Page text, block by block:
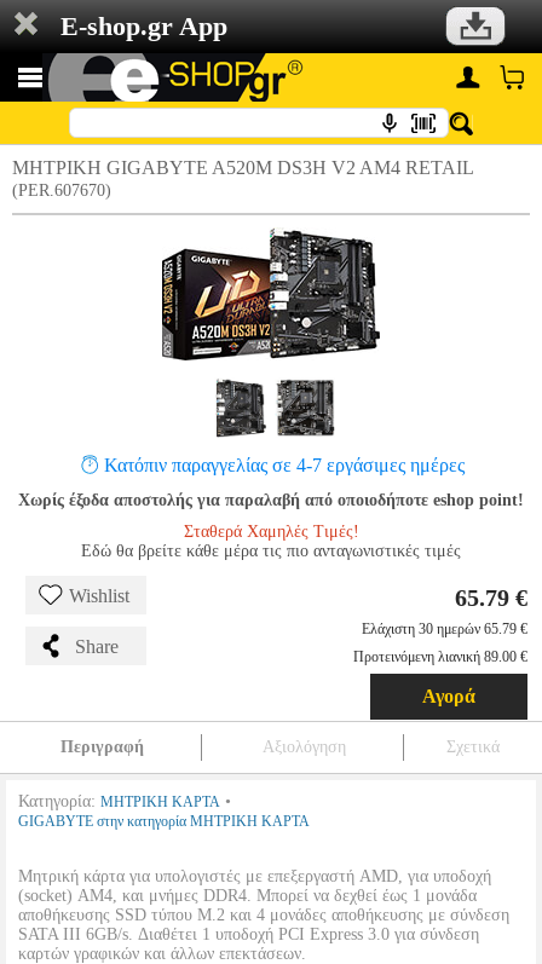
E-shop.gr App
ΜΗΤΡΙΚΗ GIGABYTE A520M DS3H V2 AM4 RETAIL
(PER.607670)
Κατόπιν παραγγελίας σε 4-7 εργάσιμες ημέρες
Χωρίς έξοδα αποστολής για παραλαβή από οποιοδήποτε eshop point!
Σταθερά Χαμηλές Τιμές!
Εδώ θα βρείτε κάθε μέρα τις πιο ανταγωνιστικές τιμές
Wishlist
Share
65.79 €
Ελάχιστη 30 ημερών 65.79 €
Προτεινόμενη λιανική 89.00 €
Αγορά
Περιγραφή Αξιολόγηση Σχετικά
Κατηγορία: ΜΗΤΡΙΚΗ ΚΑΡΤΑ •
GIGABYTE στην κατηγορία ΜΗΤΡΙΚΗ ΚΑΡΤΑ
Μητρική κάρτα για υπολογιστές με επεξεργαστή AMD, για υποδοχή
(socket) AM4, και μνήμες DDR4. Μπορεί να δεχθεί έως 1 μονάδα
αποθήκευσης SSD τύπου M.2 και 4 μονάδες αποθήκευσης με σύνδεση
SATA III 6GB/s. Διαθέτει 1 υποδοχή PCI Express 3.0 για σύνδεση
καρτών γραφικών και άλλων επεκτάσεων.